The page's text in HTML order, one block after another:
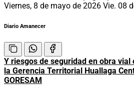
Viernes, 8 de mayo de 2026 Vie. 08
Diario Amanecer
Y riesgos de seguridad en obra vial
la Gerencia Territorial Huallaga
GORESAM